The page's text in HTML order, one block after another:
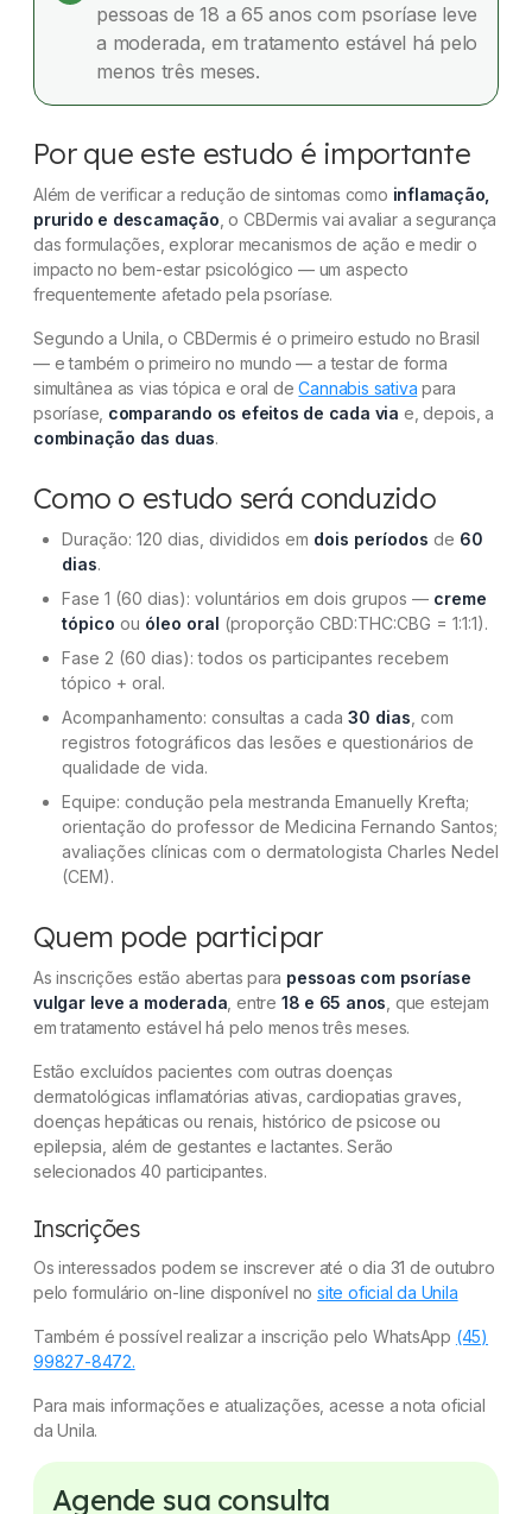
pessoas de 18 a 65 anos com psoríase leve
a moderada, em tratamento estável há pelo
menos três meses.
Por que este estudo é importante
Além de verificar a redução de sintomas como inflamação,
prurido e descamação , o CBDermis vai avaliar a segurança
das formulações, explorar mecanismos de ação e medir o
impacto no bem-estar psicológico — um aspecto
frequentemente afetado pela psoríase.
Segundo a Unila, o CBDermis é o primeiro estudo no Brasil
— e também o primeiro no mundo — a testar de forma
simultânea as vias tópica e oral deCannabis sativa para
psoríase, comparando os efeitos de cada via e, depois, a
combinação das duas.
Como o estudo será conduzido
Duração: 120 dias, divididos em dois períodos de 60
dias.
Fase 1 (60 dias): voluntários em dois grupos — creme
tópico ou óleo oral (proporção CBD:THC:CBG = 1:1:1).
Fase 2 (60 dias): todos os participantes recebem
tópico + oral.
Acompanhamento: consultas a cada 30 dias , com
registros fotográficos das lesões e questionários de
qualidade de vida.
Equipe: condução pela mestranda Emanuelly Krefta;
orientação do professor de Medicina Fernando Santos;
avaliações clínicas com o dermatologista Charles Nedel
(CEM).
Quem pode participar
As inscrições estão abertas para pessoas com psoríase
vulgar leve a moderada , entre 18 e 65 anos , que estejam
em tratamento estável há pelo menos três meses.
Estão excluídos pacientes com outras doenças
dermatológicas inflamatórias ativas, cardiopatias graves,
doenças hepáticas ou renais, histórico de psicose ou
epilepsia, além de gestantes e lactantes. Serão
selecionados 40 participantes.
Inscrições
Os interessados podem se inscrever até o dia 31 de outubro
pelo formulário on-line disponível nosite oficial da Unila
Também é possível realizar a inscrição pelo WhatsApp (45)
99827-8472.
Para mais informações e atualizações, acesse a nota oficial
da Unila.
Agende sua consulta